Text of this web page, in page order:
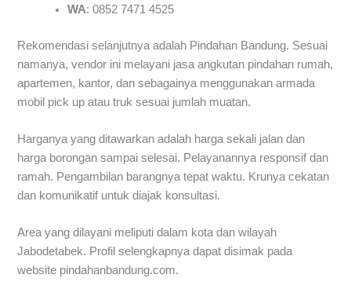
WA: 0852 7471 4525
Rekomendasi selanjutnya adalah Pindahan Bandung. Sesuai
namanya, vendor ini melayani jasa angkutan pindahan rumah,
apartemen, kantor, dan sebagainya menggunakan armada
mobil pick up atau truk sesuai jumlah muatan.
Harganya yang ditawarkan adalah harga sekali jalan dan
harga borongan sampai selesai. Pelayanannya responsif dan
ramah. Pengambilan barangnya tepat waktu. Krunya cekatan
dan komunikatif untuk diajak konsultasi.
Area yang dilayani meliputi dalam kota dan wilayah
Jabodetabek. Profil selengkapnya dapat disimak pada
website pindahanbandung.com.